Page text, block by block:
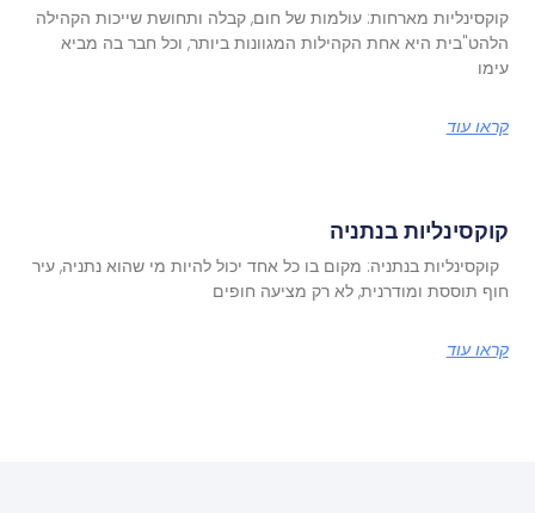
קוקסינליות מארחות: עולמות של חום, קבלה ותחושת שייכות הקהילה
הלהט"בית היא אחת הקהילות המגוונות ביותר, וכל חבר בה מביא
עימו
קראו עוד
קוקסינליות בנתניה
קוקסינליות בנתניה: מקום בו כל אחד יכול להיות מי שהוא נתניה, עיר
חוף תוססת ומודרנית, לא רק מציעה חופים
קראו עוד